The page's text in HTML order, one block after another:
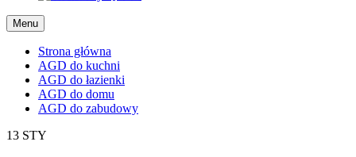
Menu Przejdź
do
treści
Strona główna
AGD do kuchni
AGD do łazienki
AGD do domu
AGD do zabudowy
13 STY